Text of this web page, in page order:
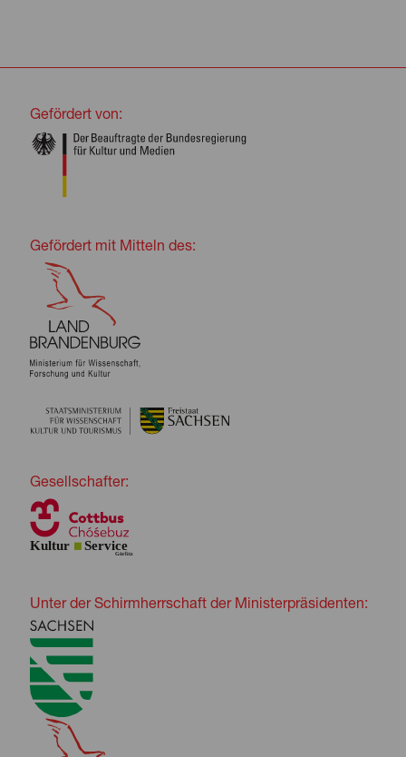
Gefördert von:
Gefördert mit Mitteln des:
Gesellschafter:
Unter der Schirmherrschaft der Ministerpräsidenten: